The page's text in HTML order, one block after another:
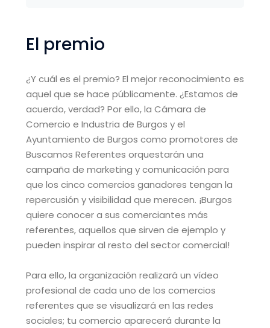
El premio
¿Y cuál es el premio? El mejor reconocimiento es
aquel que se hace públicamente. ¿Estamos de
acuerdo, verdad? Por ello, la Cámara de
Comercio e Industria de Burgos y el
Ayuntamiento de Burgos como promotores de
Buscamos Referentes orquestarán una
campaña de marketing y comunicación para
que los cinco comercios ganadores tengan la
repercusión y visibilidad que merecen. ¡Burgos
quiere conocer a sus comerciantes más
referentes, aquellos que sirven de ejemplo y
pueden inspirar al resto del sector comercial!
Para ello, la organización realizará un vídeo
profesional de cada uno de los comercios
referentes que se visualizará en las redes
sociales; tu comercio aparecerá durante la